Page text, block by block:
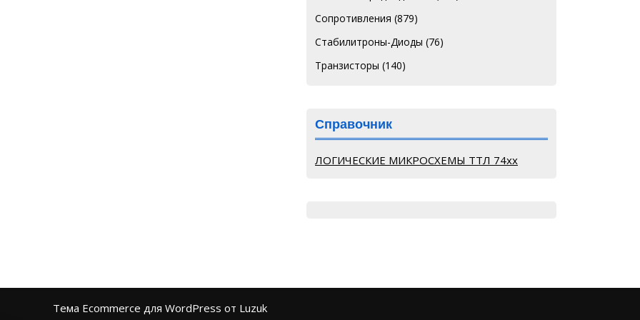
Сопротивления (879)
Стабилитроны-Диоды (76)
Транзисторы (140)
Справочник
ЛОГИЧЕСКИЕ МИКРОСХЕМЫ ТТЛ 74хх
Тема Ecommerce для WordPress от Luzuk